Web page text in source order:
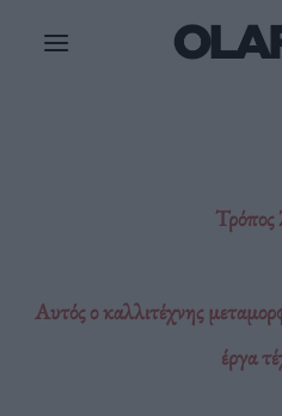
Τρόπος
Αυτός ο καλλιτέχνης
έργα